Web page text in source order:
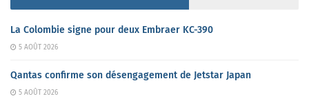
La Colombie signe pour deux Embraer KC-390
5 AOÛT 2026
Qantas confirme son désengagement de Jetstar Japan
5 AOÛT 2026